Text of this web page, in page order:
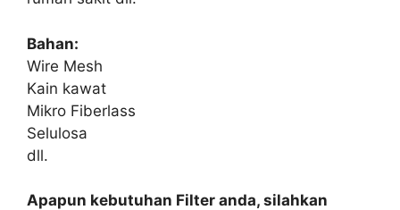
Bahan:
Wire Mesh
Kain kawat
Mikro Fiberlass
Selulosa
dll.
Apapun kebutuhan Filter anda, silahkan